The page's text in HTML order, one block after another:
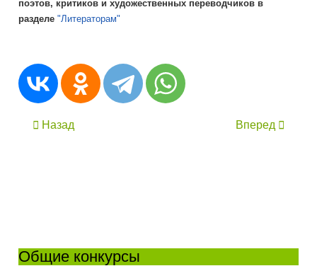
поэтов, критиков и художественных переводчиков в
разделе"Литераторам"
Назад Вперед
Общие конкурсы